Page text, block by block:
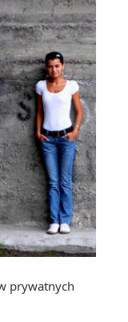
prywatnych